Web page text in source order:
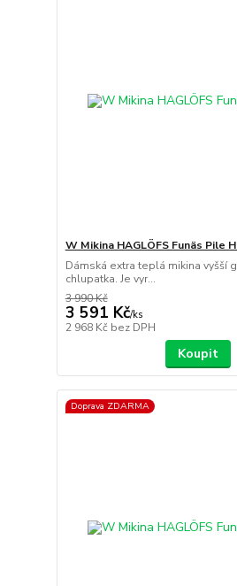
W Mikina HAGLÖFS Funäs Pile
Dámská extra teplá mikina vyšší
chlupatka. Je vyr...
3 990 Kč
3 591 Kč/ks
2 968 Kč bez DPH
Koupit
Doprava ZDARMA